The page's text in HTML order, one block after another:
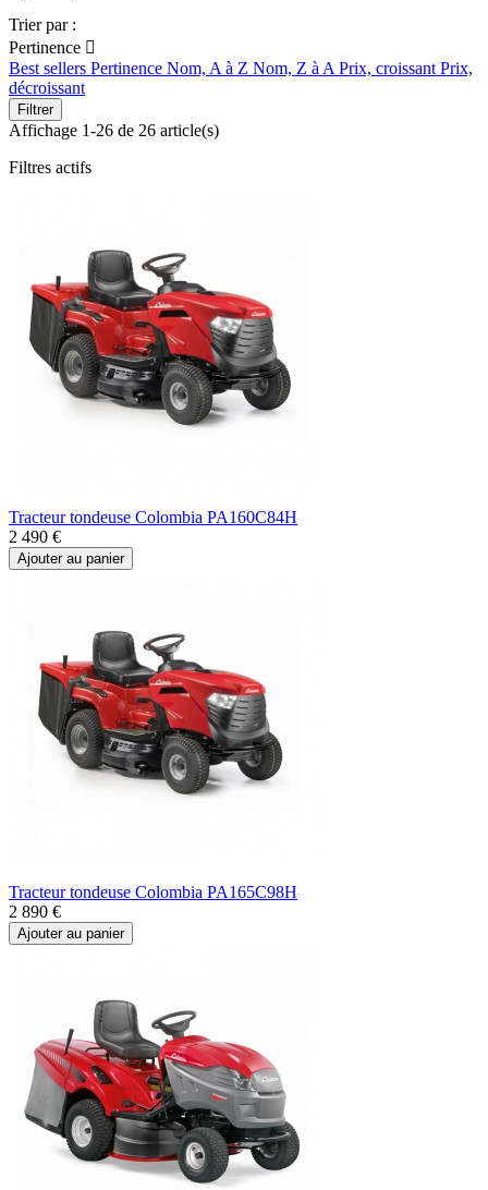
Trier par :
Pertinence 
Best sellers Pertinence Nom, A à Z Nom, Z à APrix, croissantPrix,
décroissant
Filtrer
Affichage 1-26 de 26 article(s)
Filtres actifs
Tracteur tondeuse Colombia PA160C84H
2 490 €
Ajouter au panier
Tracteur tondeuse Colombia PA165C98H
2 890 €
Ajouter au panier